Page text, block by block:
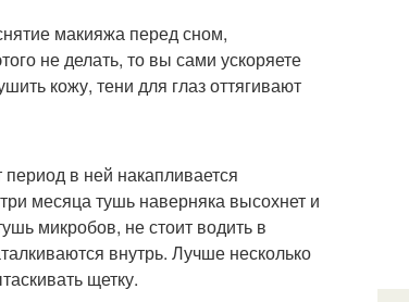
макияжа перед сном,
не делать, то вы сами ускоряете
кожу, тени для глаз оттягивают
в ней накапливается
месяца тушь наверняка высохнет и
микробов, не стоит водить в
внутрь. Лучше несколько
щетку.